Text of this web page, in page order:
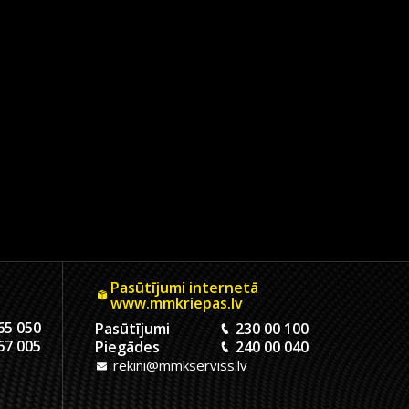
050
005
Pasūtījumi internetā
www.mmkriepas.lv
Pasūtījumi
230 00 100
Piegādes
240 00 040
rekini@mmkserviss.lv